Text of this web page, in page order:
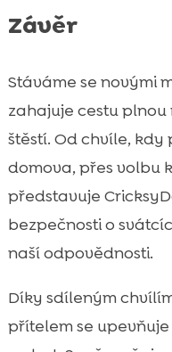
Závěr
Stáváme se novými
zahajuje cestu
štěstí. Od chvíle,
domova, přes volbu
představuje
bezpečnosti o
naší odpovědnosti.
Díky sdíleným
přítelem se